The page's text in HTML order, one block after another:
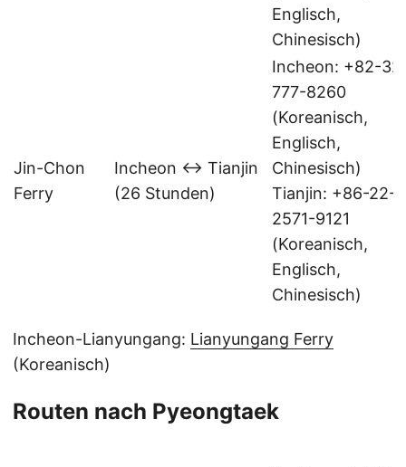
Englisch,
Chinesisch)
Jin-Chon
Ferry
Incheon ↔ Tianjin
(26 Stunden)
Incheon: +82-
777-8260
(Koreanisch,
Englisch,
Chinesisch)
Tianjin: +86-22-
2571-9121
(Koreanisch,
Englisch,
Chinesisch)
Incheon-Lianyungang: Lianyungang Ferry
(Koreanisch)
Routen nach Pyeongtaek